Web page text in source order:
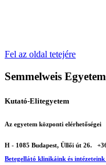
Fel az oldal tetejére
Semmelweis Egyetem
Kutató-Elitegyetem
Az egyetem központi elérhetőségei
H - 1085 Budapest, Üllői út 26.
Betegellátó klinikáink és